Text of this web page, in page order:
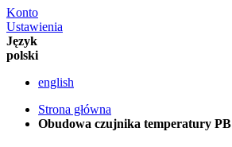
Konto
Ustawienia
Język
polski
english
Strona główna
Obudowa czujnika temperatury PB